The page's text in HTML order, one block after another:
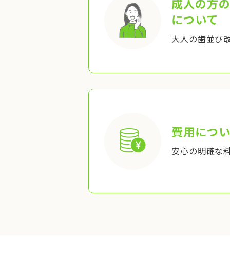
について
大人の歯並び
費用につ
安心の明確な